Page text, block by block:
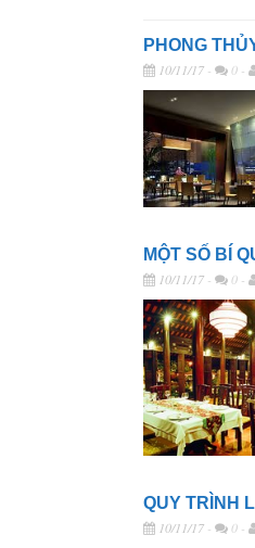
PHONG
10/11/17 - 0 -
MỘT SỐ BÍ
10/11/17 - 0 -
QUY TRÌNH
10/11/17 - 0 -